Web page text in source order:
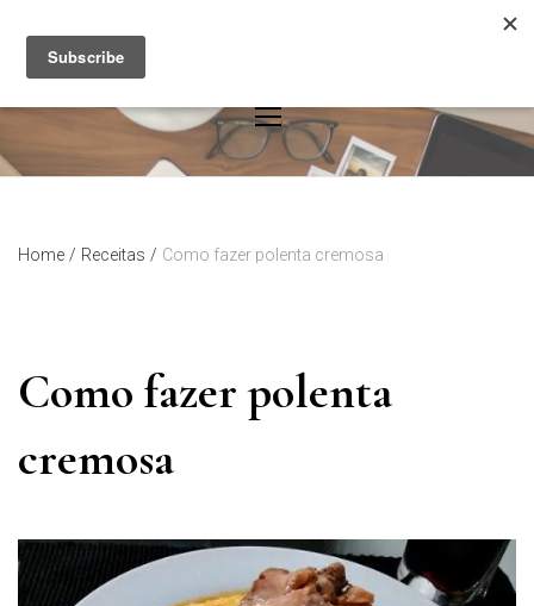
content
Home / Receitas / Como fazer polenta cremosa
Como fazer polenta
cremosa